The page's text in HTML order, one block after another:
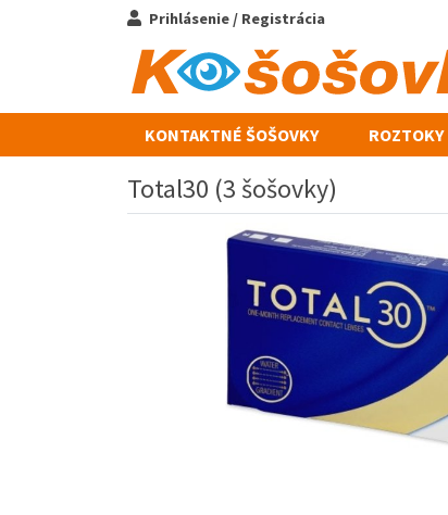
Prihlásenie / Registrácia
KONTAKTNÉ ŠOŠOVKY ROZTOKY
Total30 (3 šošovky)